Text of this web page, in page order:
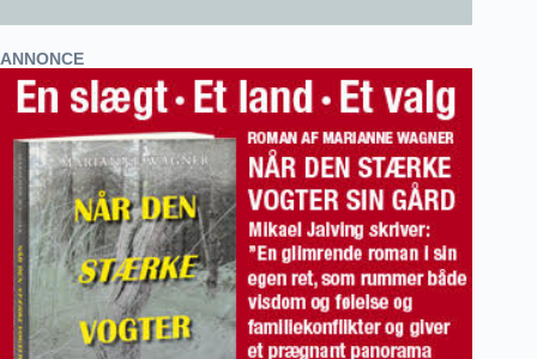
ANNONCE